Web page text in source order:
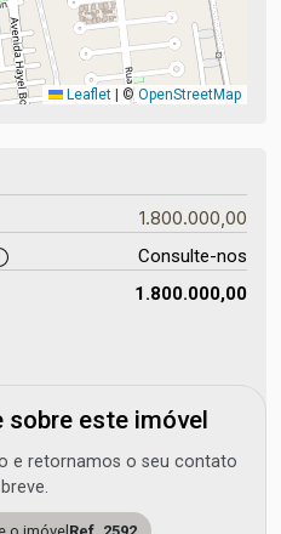
Leaflet © OpenStreetMap
1.800.000,00
Consulte-nos
1.800.000,00
sobre este imóvel
e retornamos o seu contato